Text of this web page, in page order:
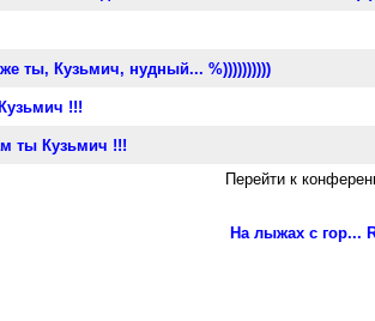
ты, Кузьмич, нудный... %))))))))))
!!!
ты Кузьмич !!!
Перейти к
На лыжах с гор...